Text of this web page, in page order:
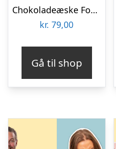
Chokoladeæske Fodboldspiller
kr. 79,00
Gå til shop